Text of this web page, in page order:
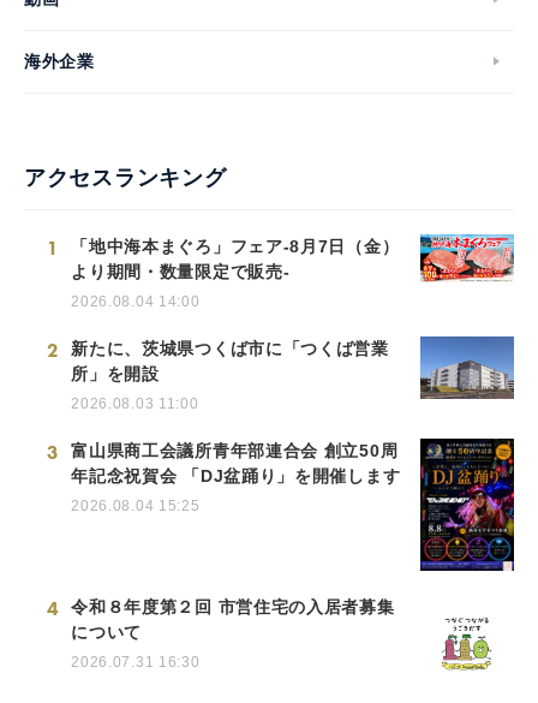
海外企業
アクセスランキング
1
「地中海本まぐろ」フェア-8月7日（金）
より期間・数量限定で販売-
2026.08.04 14:00
2
新たに、茨城県つくば市に「つくば営業
所」を開設
2026.08.03 11:00
3
富山県商工会議所青年部連合会 創立50周
年記念祝賀会 「DJ盆踊り」を開催します
2026.08.04 15:25
4
令和８年度第２回 市営住宅の入居者募集
について
2026.07.31 16:30